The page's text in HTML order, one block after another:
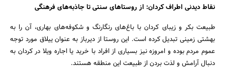
نقاط دیدنی اطراف کردان: از روستاهای سنتی تا جاذبه‌های فرهنگی
طبیعت بکر و زیبای کردان با باغ‌های رنگارنگ و شکوفه‌های بهاری، آن را به
بهشتی زمینی تبدیل کرده است. این روستا از دیرباز به عنوان ییلاق مورد توجه
عموم مردم بوده و امروزه نیز بسیاری از افراد با خرید یا اجاره ویلا در کردان به
دنبال آرامش و لذت بردن از طبیعت این منطقه هستند.